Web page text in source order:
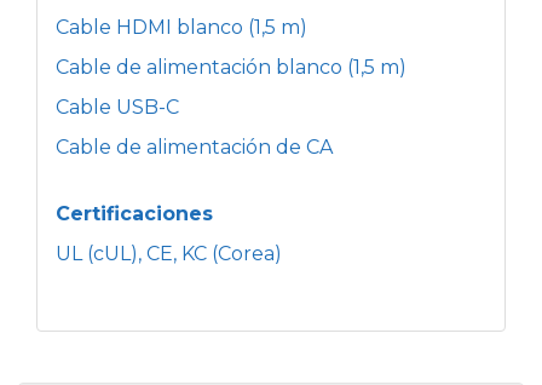
Cable HDMI blanco (1,5 m)
Cable de alimentación blanco (1,5 m)
Cable USB-C
Cable de alimentación de CA
Certificaciones
UL (cUL), CE, KC (Corea)